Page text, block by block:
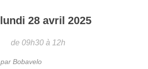
lundi 28 avril 2025
de 09h30 à 12h
par Bobavelo